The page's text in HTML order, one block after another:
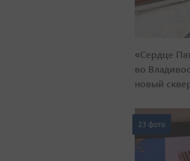
«Сердце
во
новый
23 фото